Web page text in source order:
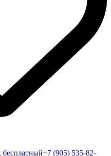
бесплатный+7 (905) 535-82-